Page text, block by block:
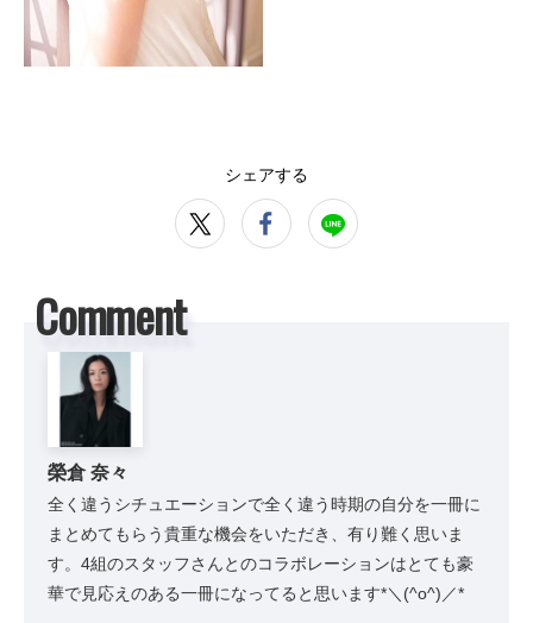
シェアする
Comment
榮倉 奈々
全く違うシチュエーションで全く違う時期の自分を一冊に
まとめてもらう貴重な機会をいただき、有り難く思いま
す。4組のスタッフさんとのコラボレーションはとても豪
華で見応えのある一冊になってると思います*＼(^o^)／*